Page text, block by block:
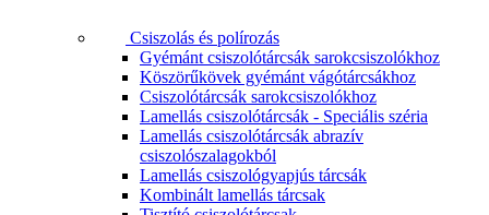
Csiszolás és polírozás
Gyémánt csiszolótárcsák sarokcsiszolókhoz
Köszörűkövek gyémánt vágótárcsákhoz
Csiszolótárcsák sarokcsiszolókhoz
Lamellás csiszolótárcsák - Speciális széria
Lamellás csiszolótárcsák abrazív
csiszolószalagokból
Lamellás csiszológyapjús tárcsák
Kombinált lamellás tárcsak